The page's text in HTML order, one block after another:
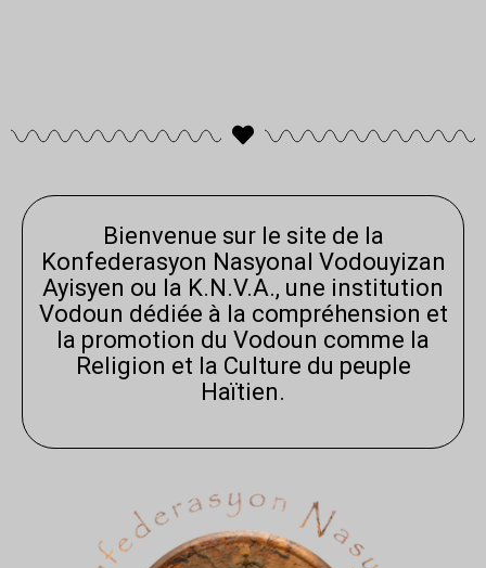
Bienvenue sur le site de la
Konfederasyon Nasyonal Vodouyizan
Ayisyen ou la K.N.V.A., une institution
Vodoun dédiée à la compréhension et
la promotion du Vodoun comme la
Religion et la Culture du peuple
Haïtien.